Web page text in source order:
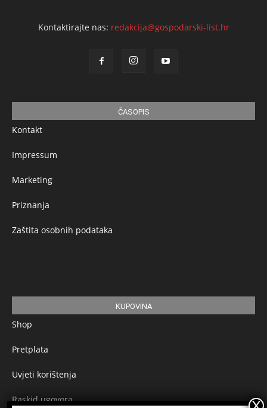
Kontaktirajte nas: redakcija@gospodarski-list.hr
ČASOPIS
Kontakt
Impressum
Marketing
Priznanja
Zaštita osobnih podataka
KUPOVINA
Shop
Pretplata
Uvjeti korištenja
Raskid ugovora